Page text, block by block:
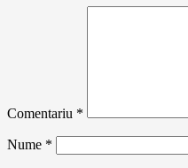
Comentariu *
Nume *